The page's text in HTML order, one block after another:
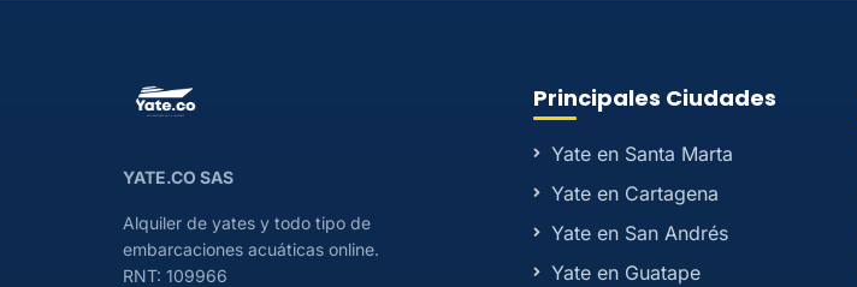
YATE.CO SAS
Alquiler de yates y todo tipo de
embarcaciones acuáticas online.
RNT: 109966
Principales Ciudades
Yate en Santa Marta
Yate en Cartagena
Yate en San Andrés
Yate en Guatape